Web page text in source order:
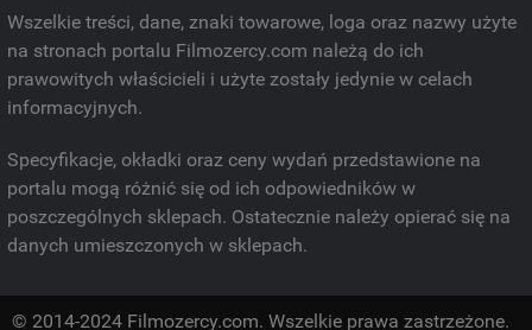
Wszelkie treści, dane, znaki towarowe, loga oraz nazwy użyte
na stronach portalu Filmozercy.com należą do ich
prawowitych właścicieli i użyte zostały jedynie w celach
informacyjnych.
Specyfikacje, okładki oraz ceny wydań przedstawione na
portalu mogą różnić się od ich odpowiedników w
poszczególnych sklepach. Ostatecznie należy opierać się na
danych umieszczonych w sklepach.
© 2014-2024 Filmozercy.com. Wszelkie prawa zastrzeżone.